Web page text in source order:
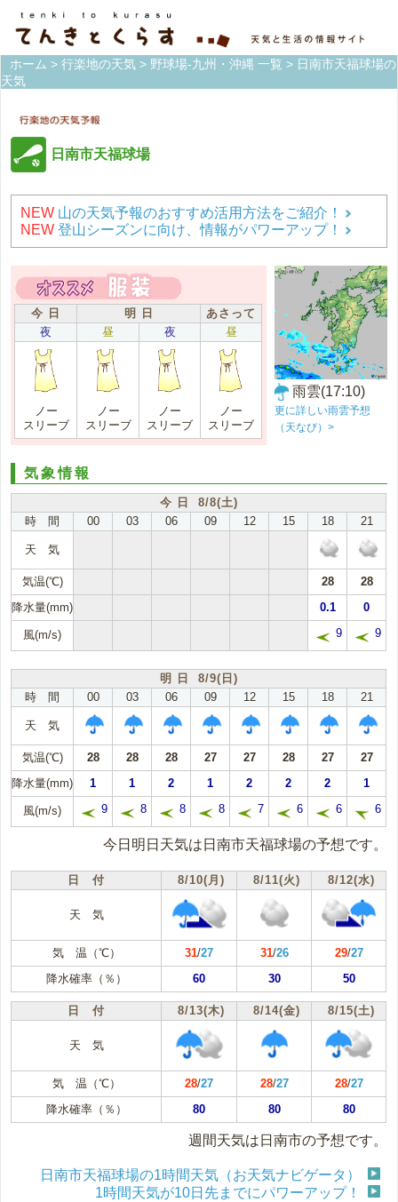
ホーム > 行楽地の天気 > 野球場-九州・沖縄 一覧 > 日南市天福球場の
天気
日南市天福球場
NEW 山の天気予報のおすすめ活用方法をご紹介！
NEW 登山シーズンに向け、情報がパワーアップ！
今 日 明 日
あさって
夜
昼 夜 昼
ノー
スリーブ
ノー
スリーブ
ノー
スリーブ
ノー
スリーブ
雨雲(17:10)
更に詳しい雨雲予想
（天なび）>
気象情報
今 日 8/8(土)
時 間
00 03 06 09 12 15 18 21
天 気
気温(℃) 28
28
降水量(mm)
0.1 0
風(m/s) 9 9
明 日 8/9(日)
時 間
00 03 06 09 12 15 18 21
天 気
気温(℃) 28 28 28 27 27 28 27
27
降水量(mm)
1 1 2 1 2 2 2 1
風(m/s) 9 8 8 8 7 6 6 6
今日明日天気は日南市天福球場の予想です。
日 付 8/10(月) 8/11(火) 8/12(水)
天 気
気 温（℃） 31/27 31/26 29/27
降水確率（％）
60 30 50
日 付 8/13(木) 8/14(金) 8/15(土)
天 気
気 温（℃） 28/27 28/27 28/27
降水確率（％）
80 80 80
週間天気は日南市の予想です。
日南市天福球場の1時間天気（お天気ナビゲータ）
1時間天気が10日先までにパワーアップ！